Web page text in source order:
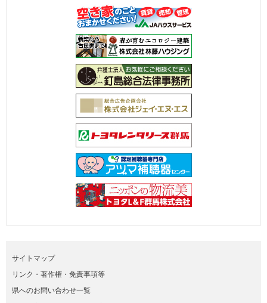
サイトマップ
リンク・著作権・免責事項等
県へのお問い合わせ一覧